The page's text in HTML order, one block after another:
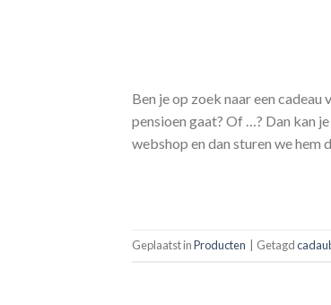
Ben je op zoek naar een
pensioen gaat? Of …? Dan kan
webshop en dan sturen we hem
Geplaatst inProducten Getagd